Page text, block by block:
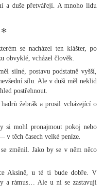
a duše přetvářejí. A mnoho lidu
se nacházel ten klášter, po
obvyklé, vcházel člověk.
silné, postavu podstatně vyšší,
sílu. Ale v duši měl neklid
postřehnout.
žebrák a prosil vcházející o
si mohl pronajmout pokoj nebo
v těch časech velké peníze.
změnil. Jako by se v něm něco
Aksině, u té ti bude dobře. V
a rámus… Ale u ní se zastavují